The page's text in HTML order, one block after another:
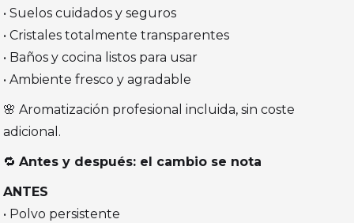
• Suelos cuidados y seguros
• Cristales totalmente transparentes
• Baños y cocina listos para usar
• Ambiente fresco y agradable
🌸 Aromatización profesional incluida, sin coste
adicional.
🔁Antes y después: el cambio se nota
ANTES
• Polvo persistente